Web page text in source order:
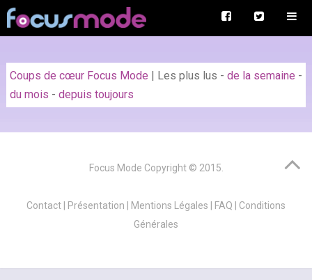
Coups de cœur Focus Mode | Les plus lus - de la semaine -
du mois - depuis toujours
Focus Mode Copyright © 2015.
Contact Présentation Mentions Légales FAQ
Conditions
Générales